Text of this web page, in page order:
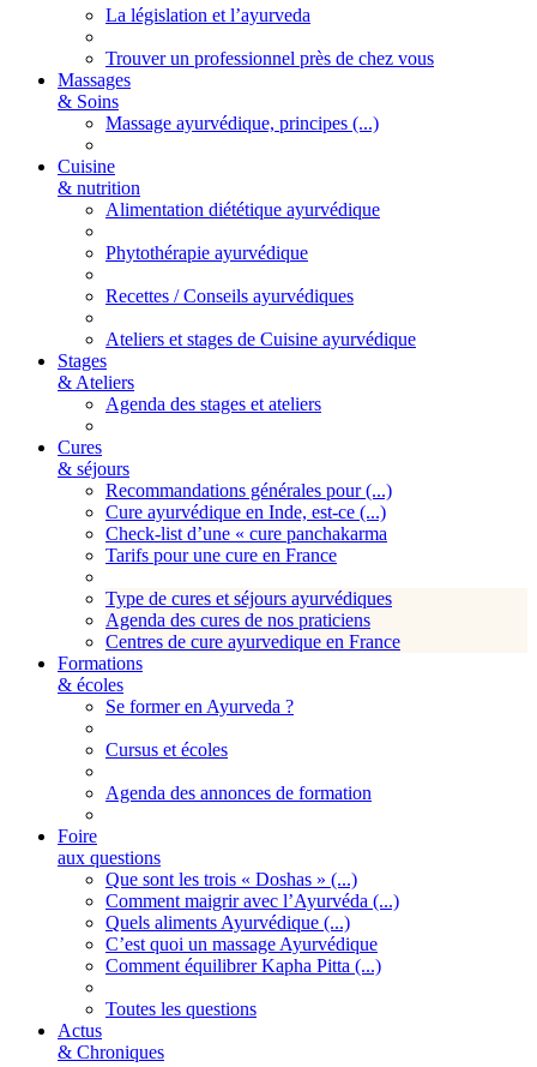
La législation et l’ayurveda
Trouver un professionnel près de chez vous
Massages
& Soins
Massage ayurvédique, principes (...)
Cuisine
& nutrition
Alimentation diététique ayurvédique
Phytothérapie ayurvédique
Recettes / Conseils ayurvédiques
Ateliers et stages de Cuisine ayurvédique
Stages
& Ateliers
Agenda des stages et ateliers
Cures
& séjours
Recommandations générales pour (...)
Cure ayurvédique en Inde, est-ce (...)
Check-list d’une « cure panchakarma
Tarifs pour une cure en France
Type de cures et séjours ayurvédiques
Agenda des cures de nos praticiens
Centres de cure ayurvedique en France
Formations
& écoles
Se former en Ayurveda ?
Cursus et écoles
Agenda des annonces de formation
Foire
aux questions
Que sont les trois « Doshas » (...)
Comment maigrir avec l’Ayurvéda (...)
Quels aliments Ayurvédique (...)
C’est quoi un massage Ayurvédique
Comment équilibrer Kapha Pitta (...)
Toutes les questions
Actus
& Chroniques